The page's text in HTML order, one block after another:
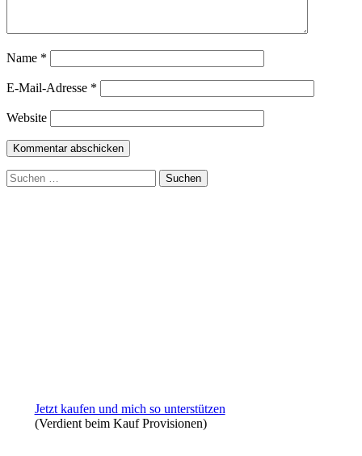
Name *
E-Mail-Adresse *
Website
Suchen
nach:
Jetzt kaufen und mich so unterstützen
(Verdient beim Kauf Provisionen)